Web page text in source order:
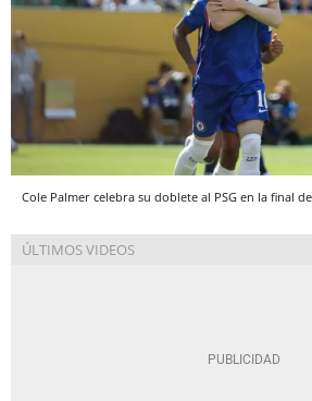
Cole Palmer celebra su doblete al PSG en la final